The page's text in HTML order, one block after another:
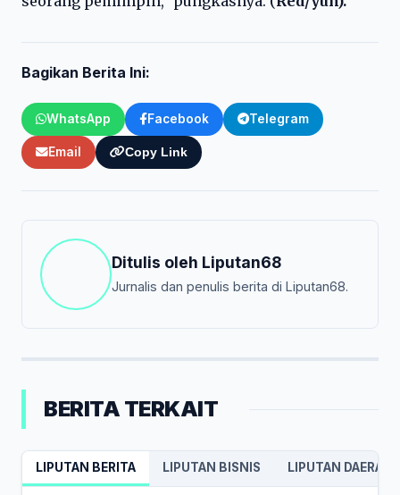
Bagikan Berita Ini:
WhatsApp Facebook Telegram
Email Copy Link
Ditulis oleh Liputan68
Jurnalis dan penulis berita di Liputan68.
BERITA TERKAIT
LIPUTAN BERITA LIPUTAN BISNIS LIPUTAN DAERAH